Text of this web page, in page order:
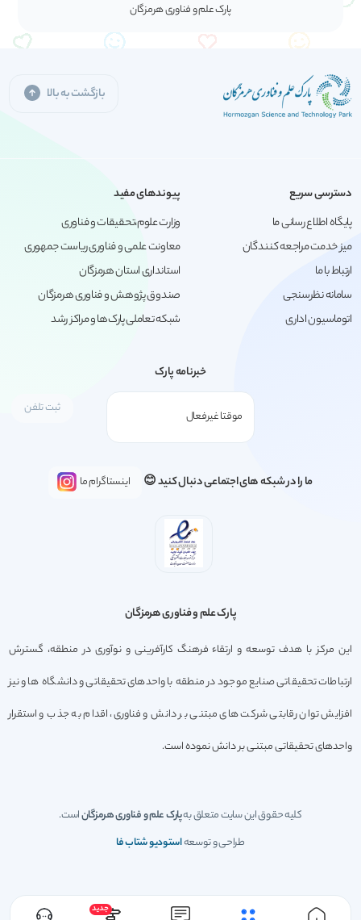
پارک علم و فناوری هرمزگان
جدید
بازگشت به بالا
دسترسی سریع
پایگاه اطلاع رسانی ما
میز خدمت مراجعه کنندگان
ارتباط با ما
سامانه نظرسنجی
اتوماسیون اداری
پیوندهای مفید
وزارت علوم،تحقیقات و فناوری
معاونت علمی و فناوری ریاست جمهوری
استانداری استان هرمزگان
صندوق پژوهش و فناوری هرمزگان
شبکه تعاملی پارک‌ها و مراکز رشد
خبرنامه پارک
ما را در شبکه های اجتماعی دنبال کنید 😊 اینستاگرام ما
پارک علم و فناوری هرمزگان
این مرکز با هدف توسعه و ارتقاء فرهنگ کارآفرینی و نوآوری در منطقه، گسترش
ارتباطات تحقیقاتی صنایع موجود در منطقه با واحدهای تحقیقاتی و دانشگاه ها و نیز
افزایش توان رقابتی شرکت های مبتنی بر دانش و فناوری، اقدام به جذب و استقرار
واحدهای تحقیقاتی مبتنی بر دانش نموده است.
کلیه حقوق این سایت متعلق بهپارک علم و فناوری هرمزگاناست.
طراحی و توسعهاستودیو شتاب فا